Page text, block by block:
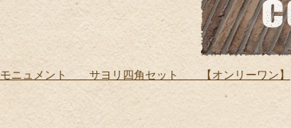
モニュメント サヨリ四角セット 【オンリーワン】